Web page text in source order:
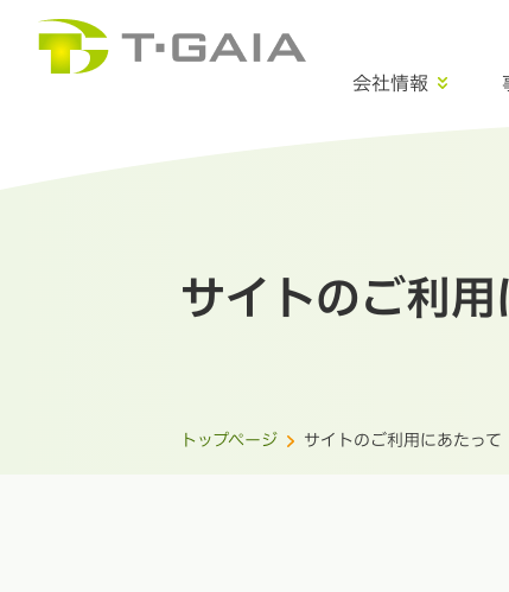
会社情報
サイトのご利用
トップページ サイトのご利用にあたって